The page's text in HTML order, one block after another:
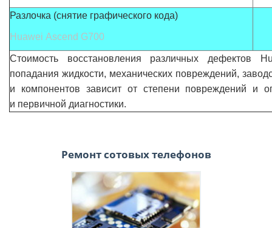
Разлочка (снятие графического кода)
Huawei Ascend G700
Стоимость восстановления различных дефектов
попадания жидкости, механических повреждений,
и компонентов зависит от степени повреждений и
и первичной диагностики.
Ремонт сотовых телефонов